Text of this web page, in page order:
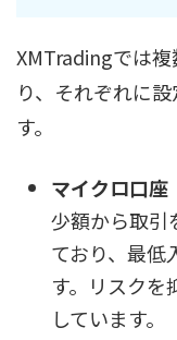
XMTradingでは
り、それぞれに
す。
マイクロ口座
少額から取引
ており、最低
す。リスクを
しています。